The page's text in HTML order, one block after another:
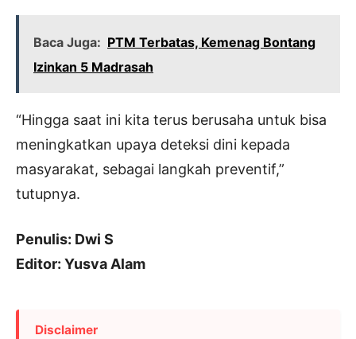
Baca Juga: PTM Terbatas, Kemenag Bontang
Izinkan 5 Madrasah
“Hingga saat ini kita terus berusaha untuk bisa
meningkatkan upaya deteksi dini kepada
masyarakat, sebagai langkah preventif,”
tutupnya.
Penulis: Dwi S
Editor: Yusva Alam
Disclaimer